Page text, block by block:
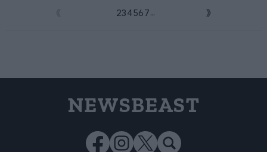
23 4 56 7 ...
NEWSBEAST